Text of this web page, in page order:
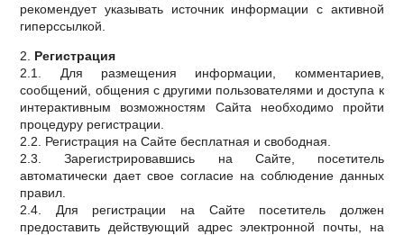
рекомендует указывать источник информации с активной
гиперссылкой.
2. Регистрация
2.1. Для размещения информации, комментариев,
сообщений, общения с другими пользователями и доступа к
интерактивным возможностям Сайта необходимо пройти
процедуру регистрации.
2.2. Регистрация на Сайте бесплатная и свободная.
2.3. Зарегистрировавшись на Сайте, посетитель
автоматически дает свое согласие на соблюдение данных
правил.
2.4. Для регистрации на Сайте посетитель должен
предоставить действующий адрес электронной почты, на